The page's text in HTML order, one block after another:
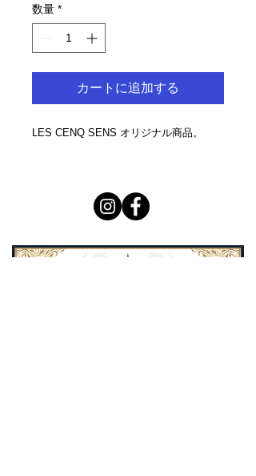
数量 *
カートに追加する
LES CENQ SENS オリジナル商品。